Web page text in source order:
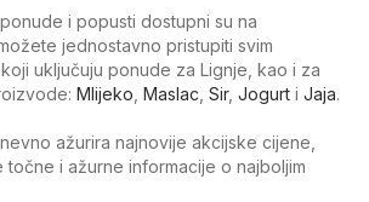
i popusti dostupni su na
jednostavno pristupiti svim
uključuju ponude za Lignje, kao i za
Mlijeko Maslac Sir, Jogurt i Jaja.
ažurira najnovije akcijske cijene,
točne i ažurne informacije o najboljim